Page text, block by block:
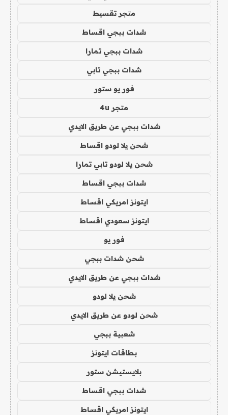
متجر تقسيط
شدات ببجي اقساط
شدات ببجي تمارا
شدات ببجي تابي
فور يو ستور
متجر 4u
شدات ببجي عن طريق الايدي
شحن يلا لودو اقساط
شحن يلا لودو تابي تمارا
شدات ببجي اقساط
ايتونز امريكي اقساط
ايتونز سعودي اقساط
فور يو
شحن شدات ببجي
شدات ببجي عن طريق الايدي
شحن يلا لودو
شحن لودو عن طريق الايدي
شعبية ببجي
بطاقات ايتونز
بلايستيشن ستور
شدات ببجي اقساط
ايتونز امريكي اقساط